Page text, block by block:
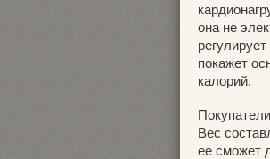
она не
покажет
калорий.
Вес
ее сможет